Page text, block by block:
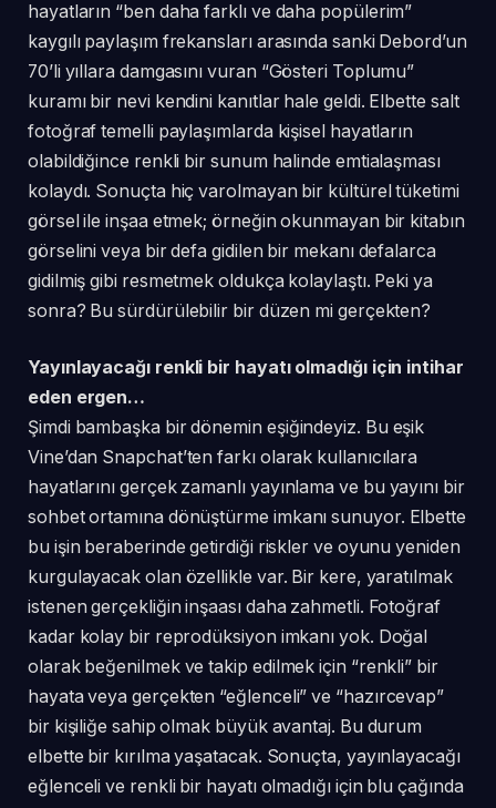
hayatların “ben daha farklı ve daha popülerim”
kaygılı paylaşım frekansları arasında sanki Debord’un
70’li yıllara damgasını vuran “Gösteri Toplumu”
kuramı bir nevi kendini kanıtlar hale geldi. Elbette salt
fotoğraf temelli paylaşımlarda kişisel hayatların
olabildiğince renkli bir sunum halinde emtialaşması
kolaydı. Sonuçta hiç varolmayan bir kültürel tüketimi
görsel ile inşaa etmek; örneğin okunmayan bir kitabın
görselini veya bir defa gidilen bir mekanı defalarca
gidilmiş gibi resmetmek oldukça kolaylaştı. Peki ya
sonra? Bu sürdürülebilir bir düzen mi gerçekten?
Yayınlayacağı renkli bir hayatı olmadığı için intihar
eden ergen…
Şimdi bambaşka bir dönemin eşiğindeyiz. Bu eşik
Vine’dan Snapchat’ten farkı olarak kullanıcılara
hayatlarını gerçek zamanlı yayınlama ve bu yayını bir
sohbet ortamına dönüştürme imkanı sunuyor. Elbette
bu işin beraberinde getirdiği riskler ve oyunu yeniden
kurgulayacak olan özellikle var. Bir kere, yaratılmak
istenen gerçekliğin inşaası daha zahmetli. Fotoğraf
kadar kolay bir reprodüksiyon imkanı yok. Doğal
olarak beğenilmek ve takip edilmek için “renkli” bir
hayata veya gerçekten “eğlenceli” ve “hazırcevap”
bir kişiliğe sahip olmak büyük avantaj. Bu durum
elbette bir kırılma yaşatacak. Sonuçta, yayınlayacağı
eğlenceli ve renkli bir hayatı olmadığı için blu çağında